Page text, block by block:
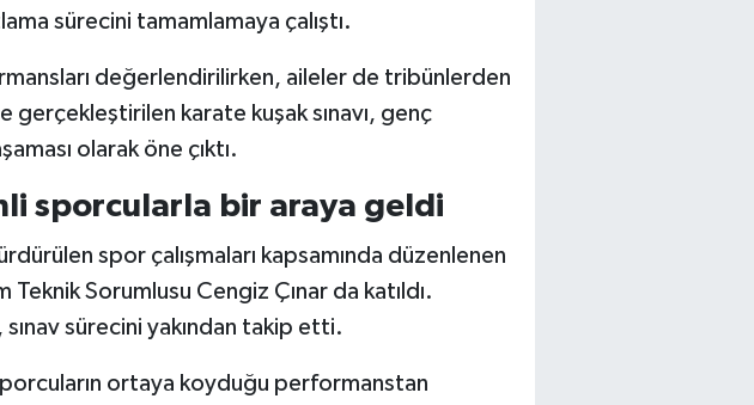
sürecini tamamlamaya çalıştı.
değerlendirilirken, aileler de tribünlerden
gerçekleştirilen karate kuşak sınavı, genç
olarak öne çıktı.
sporcularla bir araya geldi
spor çalışmaları kapsamında düzenlenen
Teknik Sorumlusu Cengiz Çınar da katıldı.
sürecini yakından takip etti.
sporcuların ortaya koyduğu performanstan